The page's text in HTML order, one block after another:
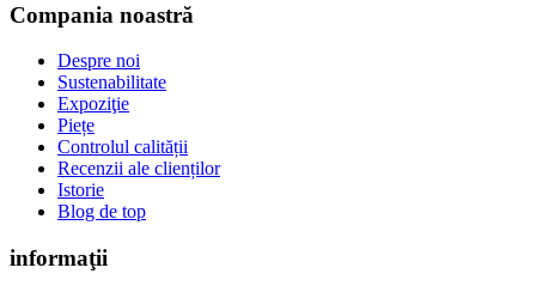
Compania noastră
Despre noi
Sustenabilitate
Expoziţie
Piețe
Controlul calității
Recenzii ale clienților
Istorie
Blog de top
informaţii